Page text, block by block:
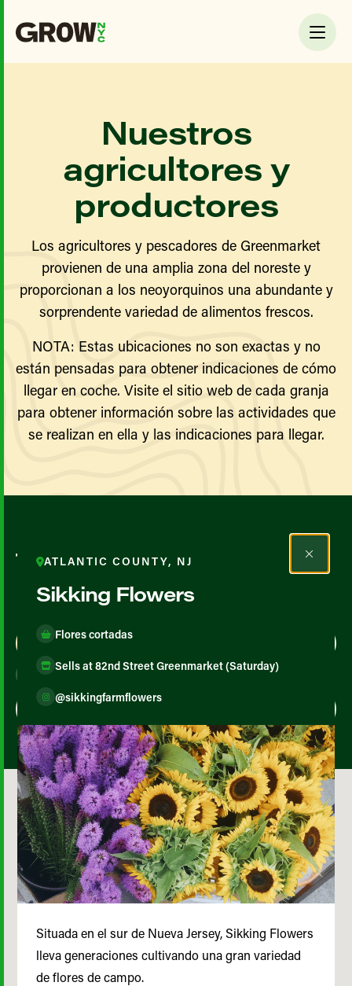
Nuestros
agricultores y
productores
Los agricultores y pescadores de Greenmarket
provienen de una amplia zona del noreste y
proporcionan a los neoyorquinos una abundante y
sorprendente variedad de alimentos frescos.
NOTA: Estas ubicaciones no son exactas y no
están pensadas para obtener indicaciones de cómo
llegar en coche. Visite el sitio web de cada granja
para obtener información sobre las actividades que
se realizan en ella y las indicaciones para llegar.
Todos los agricultores y
productores
Map View
ATLANTIC COUNTY, NJ
Sikking Flowers
Flores cortadas
Sells at 82nd Street Greenmarket (Saturday)
@sikkingfarmflowers
Situada en el sur de Nueva Jersey, Sikking Flowers
lleva generaciones cultivando una gran variedad
de flores de campo.